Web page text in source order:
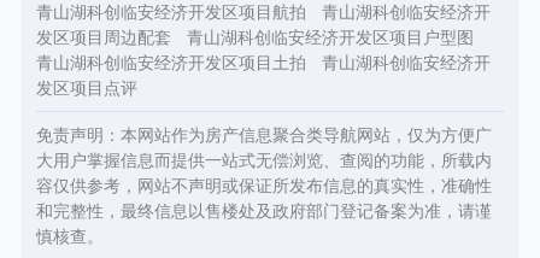
青山湖科创临安经济开发区项目航拍
青山湖科创临安经济开
发区项目周边配套
青山湖科创临安经济开发区项目户型图
青山湖科创临安经济开发区项目土拍
青山湖科创临安经济开
发区项目点评
免责声明：本网站作为房产信息聚合类导航网站，仅为方便广
大用户掌握信息而提供一站式无偿浏览、查阅的功能，所载内
容仅供参考，网站不声明或保证所发布信息的真实性，准确性
和完整性，最终信息以售楼处及政府部门登记备案为准，请谨
慎核查。